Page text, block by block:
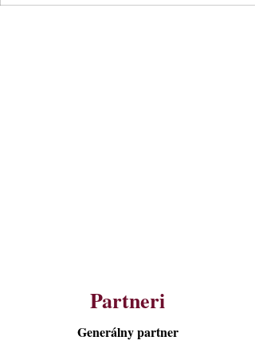
Partneri
Generálny partner